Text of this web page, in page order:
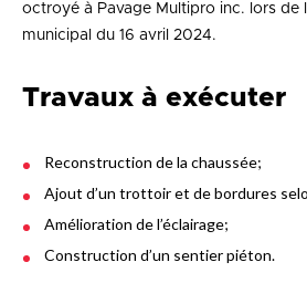
octroyé à Pavage Multipro inc. lors de
municipal du 16 avril 2024.
Travaux à exécuter
Reconstruction de la chaussée;
Ajout d’un trottoir et de bordures
Amélioration de l’éclairage;
Construction d’un sentier piéton.